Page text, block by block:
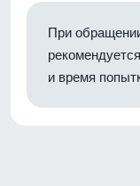
При
и время